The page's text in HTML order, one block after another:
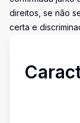
direitos, se não
certa e